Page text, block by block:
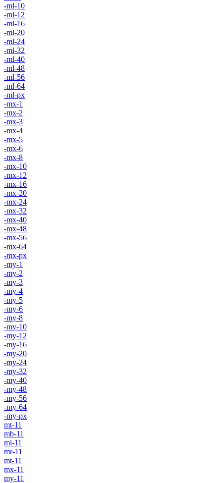
-ml-10
-ml-12
-ml-16
-ml-20
-ml-24
-ml-32
-ml-40
-ml-48
-ml-56
-ml-64
-ml-px
-mx-1
-mx-2
-mx-3
-mx-4
-mx-5
-mx-6
-mx-8
-mx-10
-mx-12
-mx-16
-mx-20
-mx-24
-mx-32
-mx-40
-mx-48
-mx-56
-mx-64
-mx-px
-my-1
-my-2
-my-3
-my-4
-my-5
-my-6
-my-8
-my-10
-my-12
-my-16
-my-20
-my-24
-my-32
-my-40
-my-48
-my-56
-my-64
-my-px
mt-11
mb-11
ml-11
mr-11
mt-11
mx-11
my-11